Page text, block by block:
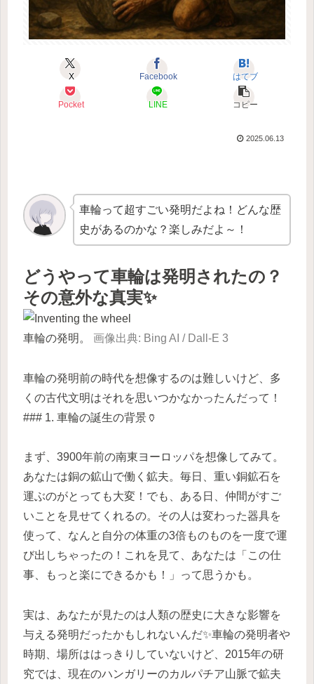
X Facebook はてブ
Pocket LINE コピー
2025.06.13
車輪って超すごい発明だよね！どんな歴
史があるのかな？楽しみだよ～！
どうやって車輪は発明されたの？
その意外な真実✨
車輪の発明。 画像出典: Bing AI / Dall-E 3
車輪の発明前の時代を想像するのは難しいけど、多
くの古代文明はそれを思いつかなかったんだって！
### 1. 車輪の誕生の背景🏺
まず、3900年前の南東ヨーロッパを想像してみて。
あなたは銅の鉱山で働く鉱夫。毎日、重い銅鉱石を
運ぶのがとっても大変！でも、ある日、仲間がすご
いことを見せてくれるの。その人は変わった器具を
使って、なんと自分の体重の3倍ものものを一度で運
び出しちゃったの！これを見て、あなたは「この仕
事、もっと楽にできるかも！」って思うかも。
実は、あなたが見たのは人類の歴史に大きな影響を
与える発明だったかもしれないんだ✨車輪の発明者や
時期、場所ははっきりしていないけど、2015年の研
究では、現在のハンガリーのカルパチア山脈で鉱夫